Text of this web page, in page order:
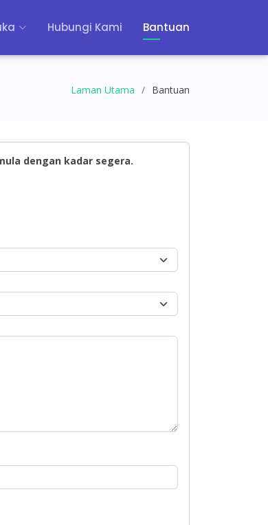
Hubungi Kami Bantuan
Laman Utama Bantuan
dengan kadar segera.